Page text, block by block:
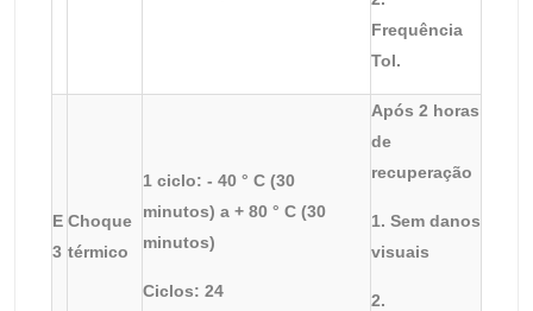
Frequência
Tol.
E
3
Choque
térmico
1 ciclo: - 40 ° C (30
minutos) a + 80 ° C (30
minutos)
Ciclos: 24
Após 2 horas
de
recuperação
1. Sem danos
visuais
2.